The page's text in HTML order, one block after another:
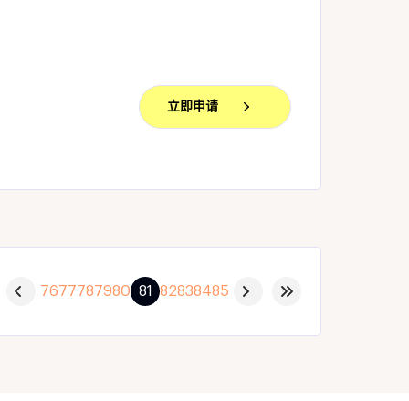
立即申请
7677787980 81 82838485